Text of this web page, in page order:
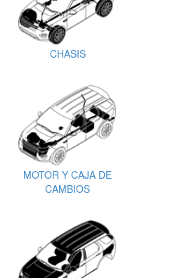
CHASIS
MOTOR Y CAJA DE
CAMBIOS